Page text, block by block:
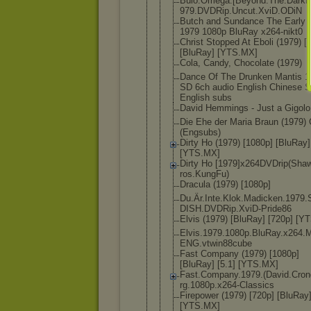
979.DVDRip.Uncut.XviD.ODiN
Butch and Sundance The Early
1979 1080p BluRay x264-nikt0
Christ Stopped At Eboli (1979)
[BluRay] [YTS.MX]
Cola, Candy, Chocolate (1979)
Dance Of The Drunken Mantis
SD 6ch audio English Chinese
English subs
David Hemmings - Just a Gigolo
Die Ehe der Maria Braun (1979)
(Engsubs)
Dirty Ho (1979) [1080p] [BluRay]
[YTS.MX]
Dirty Ho [1979]x264D
ros.KungFu)
Dracula (1979) [1080p]
Du.Är.Inte. Klok.Madick
DISH.DVDRip.XviD-Pride86
Elvis (1979) [BluRay] [720p]
Elvis.1979.1080p.BluRa
ENG.vtwin88cube
Fast Company (1979) [1080p]
[BluRay] [5.1] [YTS.MX]
Fast.Company.1979.(Dav
rg.1080p.x264-Classics
Firepower (1979) [720p] [BluRay]
[YTS.MX]